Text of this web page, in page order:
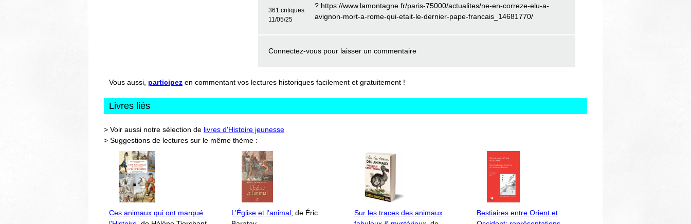
361 critiques
11/05/25
? https://www.lamontagne.fr/paris-75000/actualites/ne-en-correze-elu-a-
avignon-mort-a-rome-qui-etait-le-dernier-pape-francais_14681770/
Connectez-vous pour laisser un commentaire
Vous aussi, participez en commentant vos lectures historiques facilement et gratuitement !
Livres liés
> Voir aussi notre sélection de livres d'Histoire jeunesse
> Suggestions de lectures sur le même thème :
Ces animaux qui ont marqué
L’Église et l’animal, de Éric
Sur les traces des animaux
Bestiaires entre Orient et